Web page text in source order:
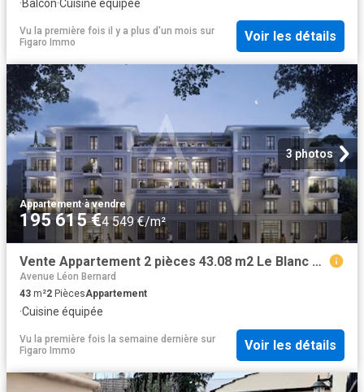
·Balcon·Cuisine équipée
Vu la première fois il y a plus d'un mois sur
Figaro Immo
Voir les détails
3 photos
Appartement·à vendre
195 615 €4 549 €/m²
Vente Appartement 2 pièces 43.08 m2 Le Blanc Mesnil
Avenue Léon Bernard
43 m²2 PiècesAppartement
·Cuisine équipée
Vu la première fois la semaine dernière sur
Figaro Immo
Voir les détails